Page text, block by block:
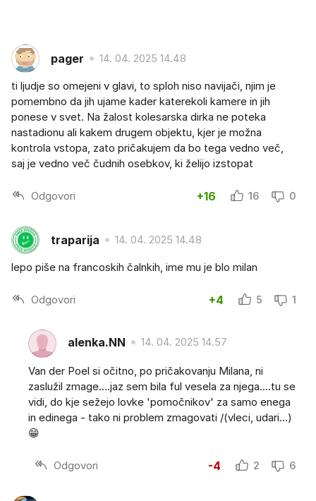
pager 14. 04. 2025 14.48
ti ljudje so omejeni v glavi, to sploh niso navijači, njim je
pomembno da jih ujame kader katerekoli kamere in jih
ponese v svet. Na žalost kolesarska dirka ne poteka
nastadionu ali kakem drugem objektu, kjer je možna
kontrola vstopa, zato pričakujem da bo tega vedno več,
saj je vedno več čudnih osebkov, ki želijo izstopat
Odgovori +16 16 0
traparija 14. 04. 2025 14.48
lepo piše na francoskih čalnkih, ime mu je blo milan
Odgovori +4 5 1
alenka.NN 14. 04. 2025 14.57
Van der Poel si očitno, po pričakovanju Milana, ni
zaslužil zmage....jaz sem bila ful vesela za njega....tu se
vidi, do kje sežejo lovke 'pomočnikov' za samo enega
in edinega - tako ni problem zmagovati /(vleci, udari...)
😁
Odgovori -4 2 6